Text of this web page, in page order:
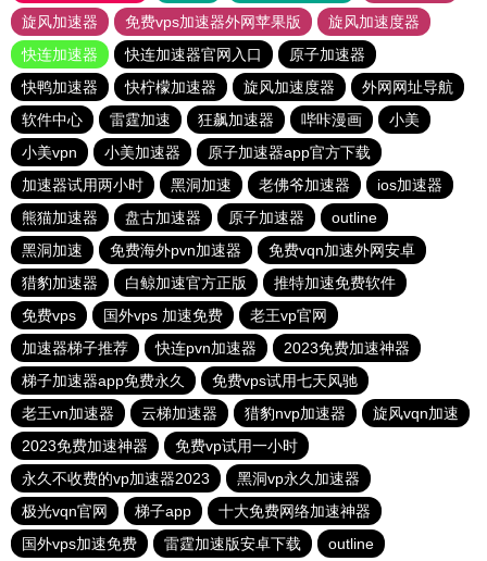
旋风加速器
免费vps加速器外网苹果版
旋风加速度器
快连加速器
快连加速器官网入口
原子加速器
快鸭加速器
快柠檬加速器 旋风加速度器
外网网址导航
软件中心
雷霆加速 狂飙加速器 哔咔漫画
小美
小美vpn
小美加速器
原子加速器app官方下载
加速器试用两小时
黑洞加速 老佛爷加速器
ios加速器
熊猫加速器
盘古加速器 原子加速器
outline
黑洞加速
免费海外pvn加速器
免费vqn加速外网安卓
猎豹加速器
白鲸加速官方正版
推特加速免费软件
免费vps
国外vps 加速免费
老王vp官网
加速器梯子推荐
快连pvn加速器
2023免费加速神器
梯子加速器app免费永久
免费vps试用七天风驰
老王vn加速器
云梯加速器 猎豹nvp加速器
旋风vqn加速
2023免费加速神器
免费vp试用一小时
永久不收费的vp加速器2023
黑洞vp永久加速器
极光vqn官网
梯子app
十大免费网络加速神器
国外vps加速免费
雷霆加速版安卓下载 outline